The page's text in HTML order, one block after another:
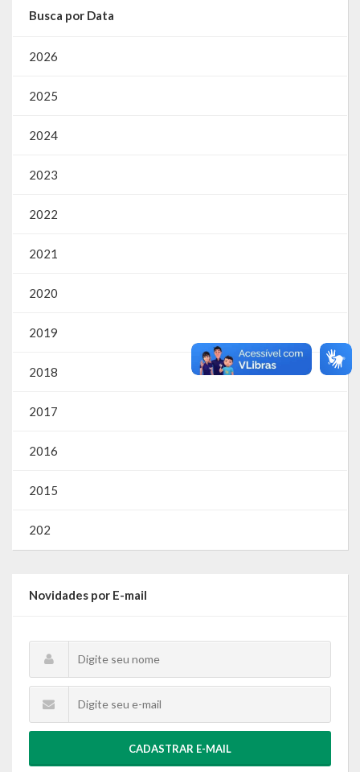
SIC
Contratos
Busca por Data
2026
2025
2024
2023
2022
2021
2020
2019
2018
2017
2016
2015
202
Novidades por E-mail
CADASTRAR E-MAIL